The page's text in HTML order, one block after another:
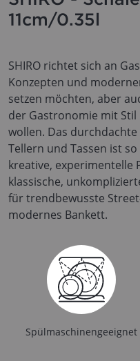
11cm/0.35l
SHIRO richtet sich an
Konzepten und
setzen möchten, aber
der Gastronomie mit
wollen. Das
Tellern und Tassen ist
kreative, experimentelle
klassische,
für trendbewusste
modernes Bankett.
Spülmaschinengeeignet